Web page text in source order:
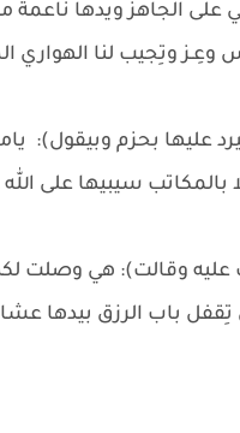
ويدها ناعمة من
وتِجيب لنا الهواري
عليها بحزم وبيقول):
بالمكاتب سيبيها على
وقالت): هي وصلت
باب الرزق بيدها